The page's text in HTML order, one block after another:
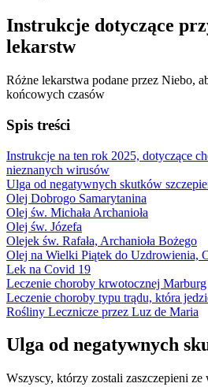
Instrukcje dotyczące
lekarstw
Różne lekarstwa podane przez Niebo,
końcowych czasów
Spis treści
Instrukcje na ten rok 2025, dotyczące
nieznanych wirusów
Ulga od negatywnych skutków
Olej Dobrogo Samarytanina
Olej św. Michała Archanioła
Olej św. Józefa
Olejek św. Rafała, Archanioła Bożego
Olej na Wielki Piątek do Uzdrowienia,
Lek na Covid 19
Leczenie choroby krwotocznej Marburg
Leczenie choroby typu trądu, która
Rośliny Lecznicze przez Luz de Maria
Ulga od negatywnych
Wszyscy, którzy zostali zaszczepieni